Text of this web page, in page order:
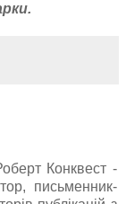
Конквест -
письменник-